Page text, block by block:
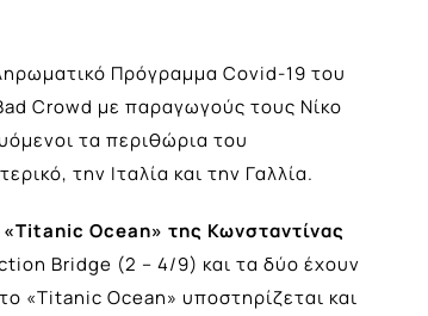
Πρόγραμμα Covid-19 του
Crowd με παραγωγούς τους Nίκο
τα περιθώρια του
την Ιταλία και την Γαλλία.
Ocean» της Κωνσταντίνας
Bridge (2 – 4/9) και τα δύο έχουν
«Titanic Ocean» υποστηρίζεται και